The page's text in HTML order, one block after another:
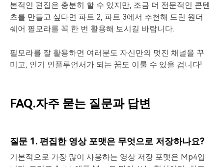
본적인 편집은 충분히 할 수 있지만, 조금 더 전문적인 콘텐
츠를 만들고 싶다면 파트 2, 파트 3에서 추천해 드린 원더
쉐어 필모라를 꼭 한 번 활용해 보시길 바랍니다.
필모라를 잘 활용하면 여러분도 자신만의 멋진 채널을 꾸
미고, 인기 인플루언서가 되는 꿈도 이룰 수 있을 겁니다!
FAQ.자주 묻는 질문과 답변
질문 1. 편집한 영상 포맷은 무엇으로 저장하나요?
기본적으로 가장 많이 사용하는 영상 저장 포맷은 Mp4입